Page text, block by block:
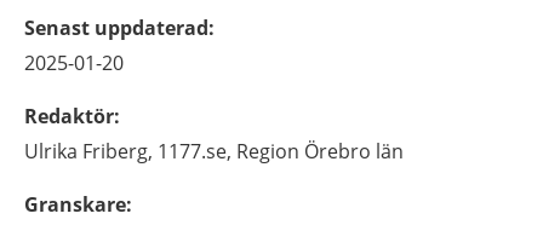
Senast uppdaterad:
2025-01-20
Redaktör:
Ulrika Friberg, 1177.se, Region Örebro län
Granskare: